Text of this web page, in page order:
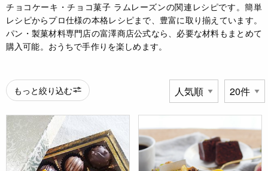
チョコケーキ・チョコ菓子 ラムレーズンの関連レシピです。簡単
レシピからプロ仕様の本格レシピまで、豊富に取り揃えています。
パン・製菓材料専門店の富澤商店公式なら、必要な材料もまとめて
購入可能。おうちで手作りを楽しめます。
もっと絞り込む